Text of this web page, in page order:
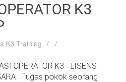
K3
K3 Training
OPERATOR K3 - LISENSI
Tugas pokok seorang